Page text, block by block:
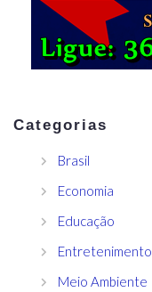
Categorias
Brasil
Economia
Educação
Entretenimento
Meio Ambiente